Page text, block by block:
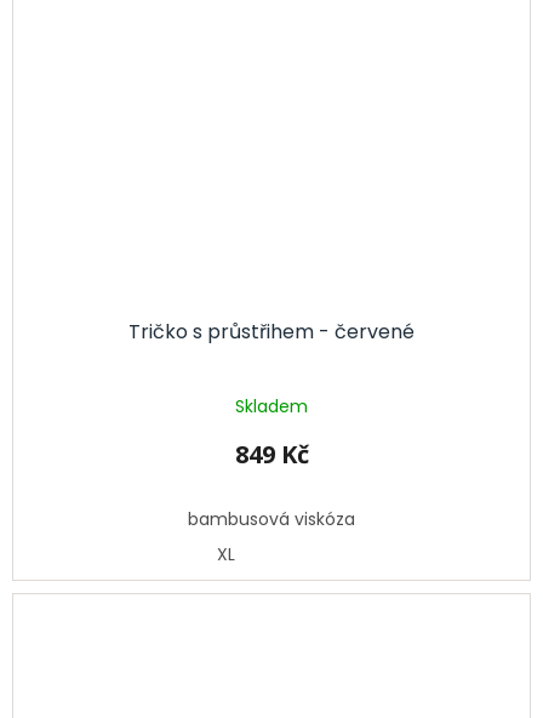
Tričko s průstřihem - červené
Skladem
849 Kč
bambusová viskóza
XL